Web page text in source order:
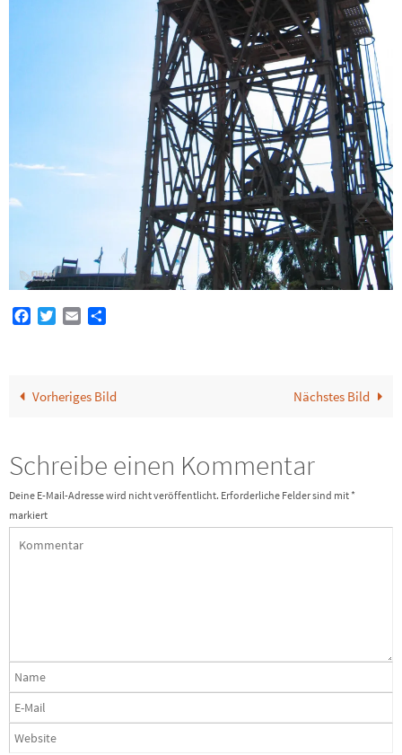
FacebookTwitterEmail
Vorheriges Bild Nächstes Bild
Schreibe einen Kommentar
Deine E-Mail-Adresse wird nicht veröffentlicht. Erforderliche Felder sind mit *
markiert